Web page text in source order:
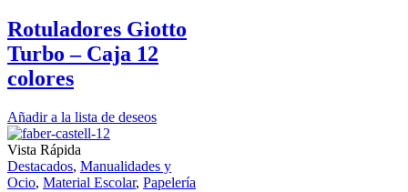
Rotuladores Giotto
Turbo – Caja 12
colores
Añadir a la lista de deseos
Vista Rápida
Destacados, Manualidades y
Ocio, Material Escolar, Papelería